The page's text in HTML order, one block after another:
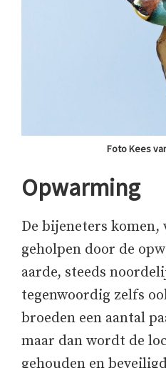
Foto Kees
Opwarming
De bijeneters
geholpen door de
aarde, steeds
tegenwoordig zelfs
broeden een aantal
maar dan wordt de
gehouden en